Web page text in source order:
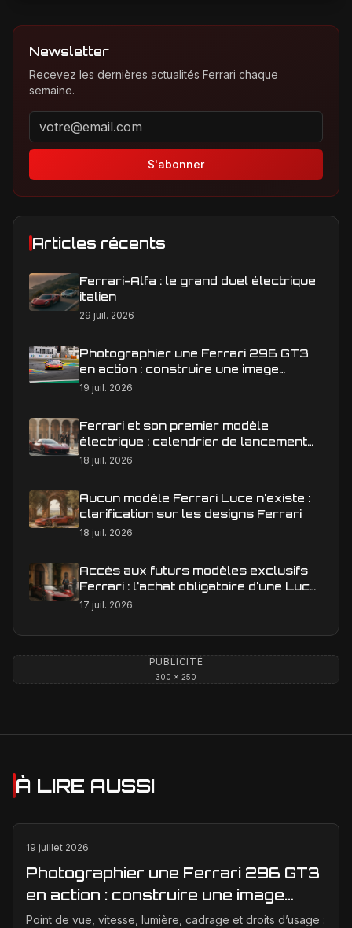
Newsletter
Recevez les dernières actualités Ferrari chaque
semaine.
Adresse email pour la newsletter
S'abonner
Articles récents
Ferrari-Alfa : le grand duel électrique
italien
29 juil. 2026
Photographier une Ferrari 296 GT3
en action : construire une image
éditoriale qui raconte la course
19 juil. 2026
Ferrari et son premier modèle
électrique : calendrier de lancement
en Europe
18 juil. 2026
Aucun modèle Ferrari Luce n'existe :
clarification sur les designs Ferrari
18 juil. 2026
Accès aux futurs modèles exclusifs
Ferrari : l'achat obligatoire d'une Luce
est-il une réalité ?
17 juil. 2026
PUBLICITÉ
300 × 250
À LIRE AUSSI
19 juillet 2026
Photographier une Ferrari 296 GT3
en action : construire une image
éditoriale qui raconte la course
Point de vue, vitesse, lumière, cadrage et droits d’usage :